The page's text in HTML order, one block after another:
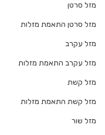
מזל סרטן
מזל סרטן התאמת מזלות
מזל עקרב
מזל עקרב התאמת מזלות
מזל קשת
מזל קשת התאמת מזלות
מזל שור